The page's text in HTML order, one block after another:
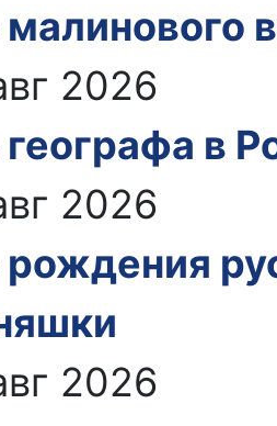
2026
в
2026
2026